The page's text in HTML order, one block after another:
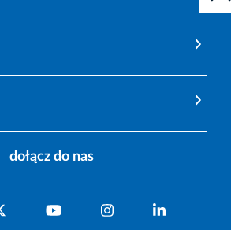
dołącz do nas